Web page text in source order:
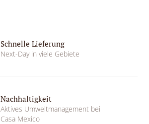
Schnelle Lieferung
Next-Day in viele Gebiete
Nachhaltigkeit
Aktives Umweltmanagement bei
Casa Mexico